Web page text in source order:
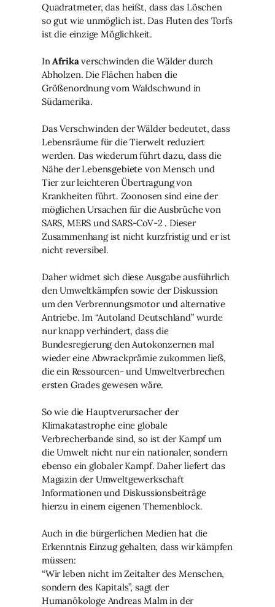
Quadratmeter, das heißt, dass das Löschen
so gut wie unmöglich ist. Das Fluten des Torfs
ist die einzige Möglichkeit.
InAfrika verschwinden die Wälder durch
Abholzen. Die Flächen haben die
Größenordnung vom Waldschwund in
Südamerika.
Das Verschwinden der Wälder bedeutet, dass
Lebensräume für die Tierwelt reduziert
werden. Das wiederum führt dazu, dass die
Nähe der Lebensgebiete von Mensch und
Tier zur leichteren Übertragung von
Krankheiten führt. Zoonosen sind eine der
möglichen Ursachen für die Ausbrüche von
SARS, MERS und SARS-CoV-2 . Dieser
Zusammenhang ist nicht kurzfristig und er ist
nicht reversibel.
Daher widmet sich diese Ausgabe ausführlich
den Umweltkämpfen sowie der Diskussion
um den Verbrennungsmotor und alternative
Antriebe. Im “Autoland Deutschland” wurde
nur knapp verhindert, dass die
Bundesregierung den Autokonzernen mal
wieder eine Abwrackprämie zukommen ließ,
die ein Ressourcen- und Umweltverbrechen
ersten Grades gewesen wäre.
So wie die Hauptverursacher der
Klimakatastrophe eine globale
Verbrecherbande sind, so ist der Kampf um
die Umwelt nicht nur ein nationaler, sondern
ebenso ein globaler Kampf. Daher liefert das
Magazin der Umweltgewerkschaft
Informationen und Diskussionsbeiträge
hierzu in einem eigenen Themenblock.
Auch in die bürgerlichen Medien hat die
Erkenntnis Einzug gehalten, dass wir kämpfen
müssen:
“Wir leben nicht im Zeitalter des Menschen,
sondern des Kapitals”, sagt der
Humanökologe Andreas Malm in der